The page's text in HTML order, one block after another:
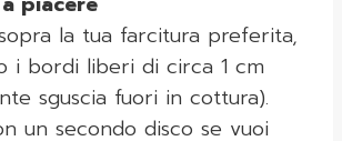
la tua farcitura preferita,
i bordi liberi di circa 1 cm
sguscia fuori in cottura).
un secondo disco se vuoi